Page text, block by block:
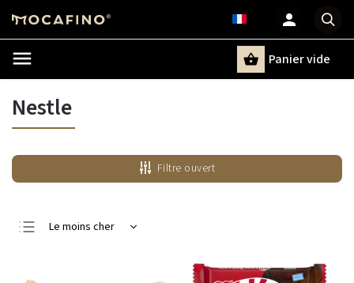
Panier vide
Nestle
Filtre ouvert
Le moins cher